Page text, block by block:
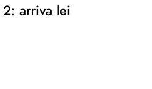
arriva lei